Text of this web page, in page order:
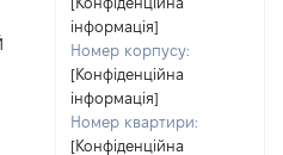
інформація]
Номер корпусу:
[Конфіденційна
інформація]
Номер квартири:
[Конфіденційна